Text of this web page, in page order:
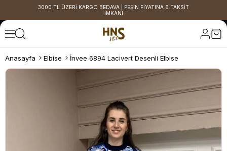
3000 TL ÜZERİ KARGO BEDAVA | PEŞİN FİYATINA 6 TAKSİT
İMKANI
Anasayfa Elbise İnvee 6894 Lacivert Desenli Elbise